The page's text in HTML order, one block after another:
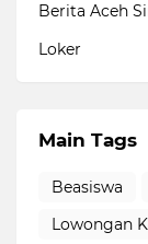
Berita Aceh
Loker
Main Tags
Beasiswa
Lowongan